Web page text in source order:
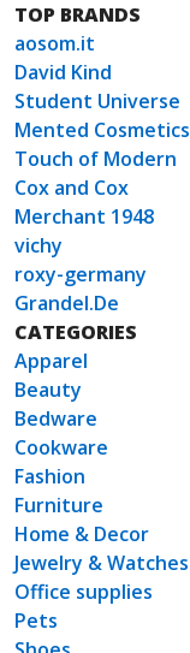
TOP BRANDS
aosom.it
David Kind
Student Universe
Mented Cosmetics
Touch of Modern
Cox and Cox
Merchant 1948
vichy
roxy-germany
Grandel.De
CATEGORIES
Apparel
Beauty
Bedware
Cookware
Fashion
Furniture
Home & Decor
Jewelry & Watches
Office supplies
Pets